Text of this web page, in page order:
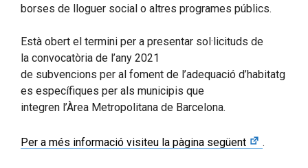
borses de lloguer social o altres programes públics.
Està obert el termini per a presentar sol·licituds de
la convocatòria de l’any 2021
de subvencions per al foment de l’adequació d’habitatg
es específiques per als municipis que
integren l’Àrea Metropolitana de Barcelona.
Per a més informació visiteu la pàgina següent .